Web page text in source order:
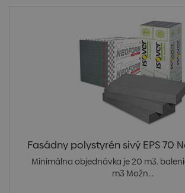
Fasádny polystyrén sivý EPS 70
Minimálna objednávka je 20 m3.
m3 Možn...